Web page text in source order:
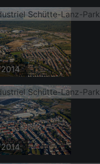
Schütte-Lanz-Park
Schütte-Lanz-Park